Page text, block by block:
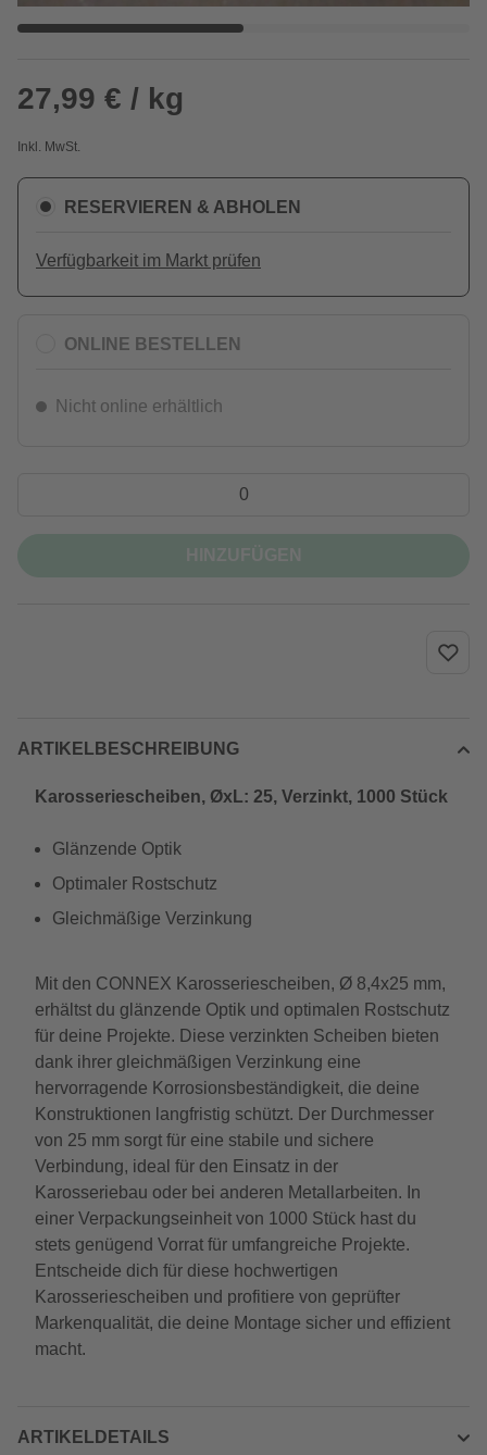
27,99 € / kg
Inkl. MwSt.
RESERVIEREN & ABHOLEN
Verfügbarkeit im Markt prüfen
ONLINE BESTELLEN
Nicht online erhältlich
ARTIKELBESCHREIBUNG
Karosseriescheiben, ØxL: 25, Verzinkt, 1000 Stück
Glänzende Optik
Optimaler Rostschutz
Gleichmäßige Verzinkung
Mit den CONNEX Karosseriescheiben, Ø 8,4x25 mm,
erhältst du glänzende Optik und optimalen Rostschutz
für deine Projekte. Diese verzinkten Scheiben bieten
dank ihrer gleichmäßigen Verzinkung eine
hervorragende Korrosionsbeständigkeit, die deine
Konstruktionen langfristig schützt. Der Durchmesser
von 25 mm sorgt für eine stabile und sichere
Verbindung, ideal für den Einsatz in der
Karosseriebau oder bei anderen Metallarbeiten. In
einer Verpackungseinheit von 1000 Stück hast du
stets genügend Vorrat für umfangreiche Projekte.
Entscheide dich für diese hochwertigen
Karosseriescheiben und profitiere von geprüfter
Markenqualität, die deine Montage sicher und effizient
macht.
ARTIKELDETAILS